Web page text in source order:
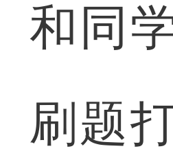
和同
刷题